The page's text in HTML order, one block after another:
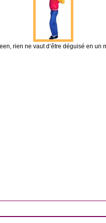
rien ne vaut d’être déguisé en un